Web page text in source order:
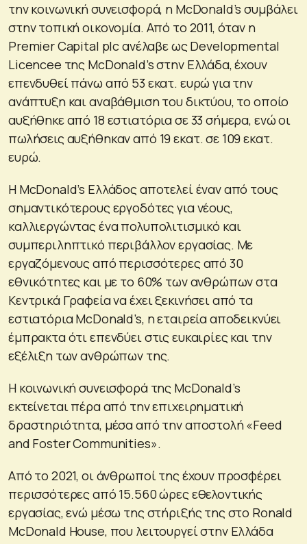
την κοινωνική συνεισφορά, η McDonald’s συμβάλει
στην τοπική οικονομία. Από το 2011, όταν η
Premier Capital plc ανέλαβε ως Developmental
Licencee της McDonald’s στην Ελλάδα, έχουν
επενδυθεί πάνω από 53 εκατ. ευρώ για την
ανάπτυξη και αναβάθμιση του δικτύου, το οποίο
αυξήθηκε από 18 εστιατόρια σε 33 σήμερα, ενώ οι
πωλήσεις αυξήθηκαν από 19 εκατ. σε 109 εκατ.
ευρώ.
Η McDonald’s Ελλάδος αποτελεί έναν από τους
σημαντικότερους εργοδότες για νέους,
καλλιεργώντας ένα πολυπολιτισμικό και
συμπεριληπτικό περιβάλλον εργασίας. Με
εργαζόμενους από περισσότερες από 30
εθνικότητες και με το 60% των ανθρώπων στα
Κεντρικά Γραφεία να έχει ξεκινήσει από τα
εστιατόρια McDonald’s, η εταιρεία αποδεικνύει
έμπρακτα ότι επενδύει στις ευκαιρίες και την
εξέλιξη των ανθρώπων της.
Η κοινωνική συνεισφορά της McDonald’s
εκτείνεται πέρα από την επιχειρηματική
δραστηριότητα, μέσα από την αποστολή «Feed
and Foster Communities».
Από το 2021, οι άνθρωποί της έχουν προσφέρει
περισσότερες από 15.560 ώρες εθελοντικής
εργασίας, ενώ μέσω της στήριξής της στο Ronald
McDonald House, που λειτουργεί στην Ελλάδα